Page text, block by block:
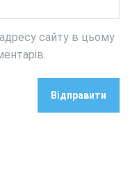
сайту в цьому